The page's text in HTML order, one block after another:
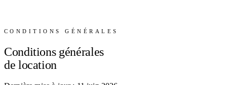
CONDITIONS GÉNÉRALES
Conditions générales
de location